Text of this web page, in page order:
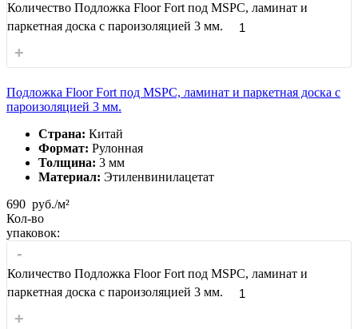
Количество Подложка Floor Fort под MSPC, ламинат и
паркетная доска с пароизоляцией 3 мм.
+
Подложка Floor Fort под MSPC, ламинат и паркетная доска с
пароизоляцией 3 мм.
Страна: Китай
Формат: Рулонная
Толщина: 3 мм
Материал: Этиленвинилацетат
690 руб./м²
Кол-во
упаковок:
-
Количество Подложка Floor Fort под MSPC, ламинат и
паркетная доска с пароизоляцией 3 мм.
+